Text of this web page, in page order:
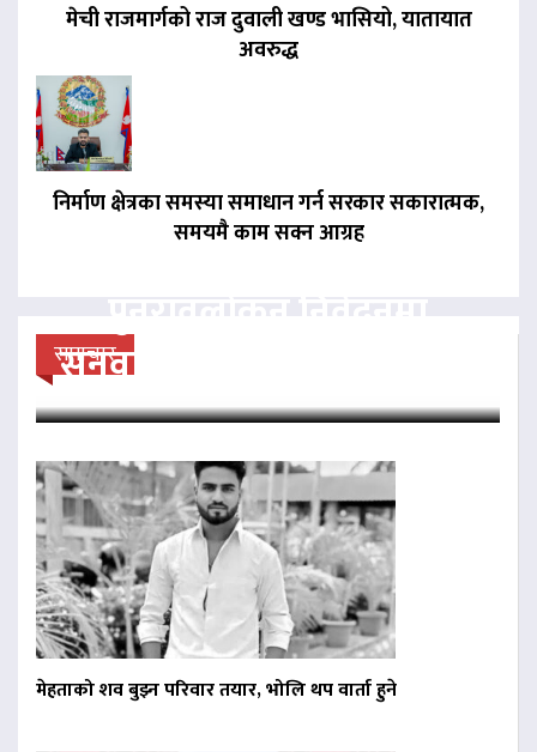
मेची राजमार्गको राज दुवाली खण्ड भासियो, यातायात
अवरुद्ध
निर्माण क्षेत्रका समस्या समाधान गर्न सरकार सकारात्मक,
समयमै काम सक्न आग्रह
समाचार
देउवा र खड्काको
सुनुवाइ गर्न सर्वोच्चको अनुमति
मेहताको शव बुझ्न परिवार तयार, भोलि थप वार्ता हुने